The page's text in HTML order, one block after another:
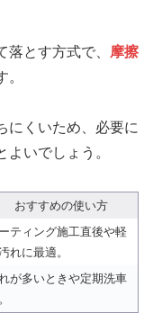
とす方式で、 摩擦
にくいため、必要に
いでしょう。
おすすめの使い方
ティング施工直後や軽
れに最適。
が多いときや定期洗車